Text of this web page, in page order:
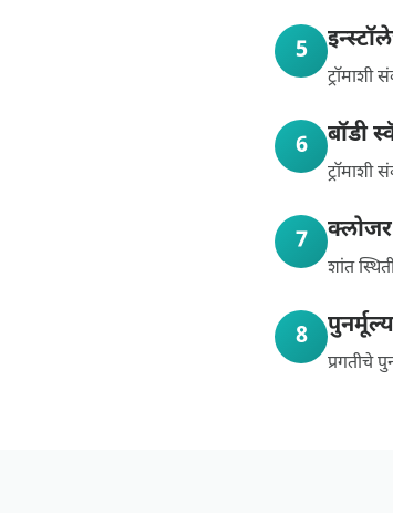
5
ट्रॉमाशी
6 बॉडी
7 क्लोजर
शांत
8
प्रगतीचे